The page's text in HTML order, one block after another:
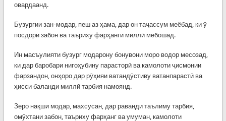
овардаанд.
Бузургии зан-модар, пеш аз ҳама, дар он таҷассум меёбад, ки ӯ
посдори забон ва таъриху фарҳанги миллӣ мебошад.
Ин масъулияти бузург модарону бонувони моро водор месозад,
ки дар баробари нигоҳубину парасторӣ ва камолоти ҷисмонии
фарзандон, онҳоро дар рӯҳияи ватандӯстиву ватанпарастӣ ва
ҳисси баланди миллӣ тарбия намоянд.
Зеро нақши модар, махсусан, дар раванди таълиму тарбия,
омӯхтани забон, таъриху фарҳанг ва умуман, камолоти